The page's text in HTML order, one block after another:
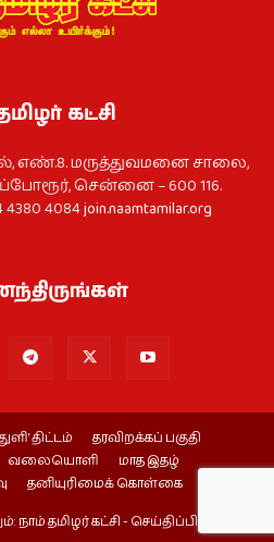
கட்சி
எண்.8. மருத்துவமனை சாலை,
சென்னை – 600 116.
4084join.naamtamilar.org
திட்டம்
தரவிறக்கப் பகுதி
வலையொளி
மாத இதழ்
தனியுரிமைக் கொள்கை
தமிழர் கட்சி - செய்திப்பிரிவு